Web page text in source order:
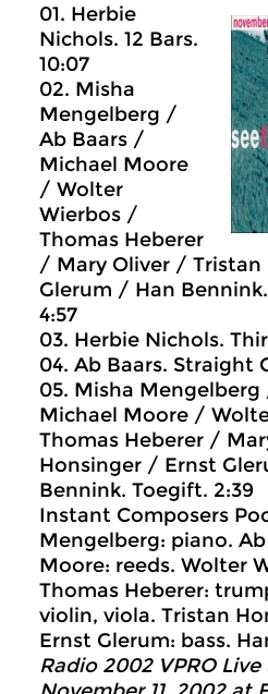
01. Herbie
Nichols. 12 Bars.
10:07
02. Misha
Mengelberg /
Ab Baars /
Michael Moore
/ Wolter
Wierbos /
Thomas Heberer
/ Mary Oliver /
Glerum / Han
4:57
03. Herbie Nichols.
04. Ab Baars. Straight
05. Misha
Michael Moore /
Thomas Heberer /
Honsinger / Ernst
Bennink. Toegift. 2:39
Instant Composers
Mengelberg: piano.
Moore: reeds. Wolter
Thomas Heberer:
violin, viola. Tristan
Ernst Glerum: bass.
Radio 2002 VPRO